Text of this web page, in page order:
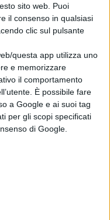
sito web. Puoi
il consenso in qualsiasi
clic sul pulsante
questa app utilizza uno
e memorizzare
il comportamento
È possibile fare
a Google e ai suoi tag
per gli scopi specificati
di Google.
federazione belga
anche un’esperienza
dallo
2019″.
“Ricoprire questo
responsabilità,